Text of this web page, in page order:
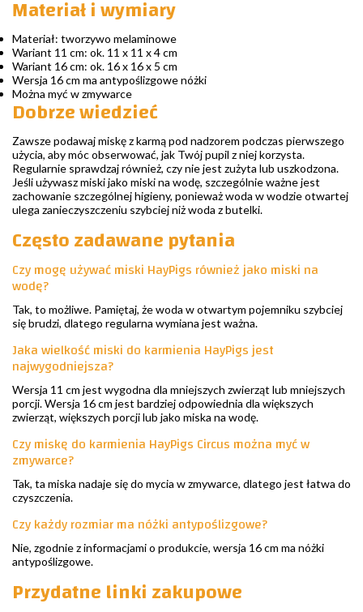
Materiał i wymiary
Materiał: tworzywo melaminowe
Wariant 11 cm: ok. 11 x 11 x 4 cm
Wariant 16 cm: ok. 16 x 16 x 5 cm
Wersja 16 cm ma antypoślizgowe nóżki
Można myć w zmywarce
Dobrze wiedzieć
Zawsze podawaj miskę z karmą pod nadzorem podczas pierwszego
użycia, aby móc obserwować, jak Twój pupil z niej korzysta.
Regularnie sprawdzaj również, czy nie jest zużyta lub uszkodzona.
Jeśli używasz miski jako miski na wodę, szczególnie ważne jest
zachowanie szczególnej higieny, ponieważ woda w wodzie otwartej
ulega zanieczyszczeniu szybciej niż woda z butelki.
Często zadawane pytania
Czy mogę używać miski HayPigs również jako miski na
wodę?
Tak, to możliwe. Pamiętaj, że woda w otwartym pojemniku szybciej
się brudzi, dlatego regularna wymiana jest ważna.
Jaka wielkość miski do karmienia HayPigs jest
najwygodniejsza?
Wersja 11 cm jest wygodna dla mniejszych zwierząt lub mniejszych
porcji. Wersja 16 cm jest bardziej odpowiednia dla większych
zwierząt, większych porcji lub jako miska na wodę.
Czy miskę do karmienia HayPigs Circus można myć w
zmywarce?
Tak, ta miska nadaje się do mycia w zmywarce, dlatego jest łatwa do
czyszczenia.
Czy każdy rozmiar ma nóżki antypoślizgowe?
Nie, zgodnie z informacjami o produkcie, wersja 16 cm ma nóżki
antypoślizgowe.
Przydatne linki zakupowe